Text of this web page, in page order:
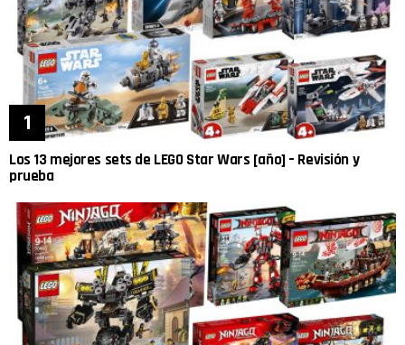
Los 13 mejores sets de LEGO Star Wars [año] – Revisión y
prueba